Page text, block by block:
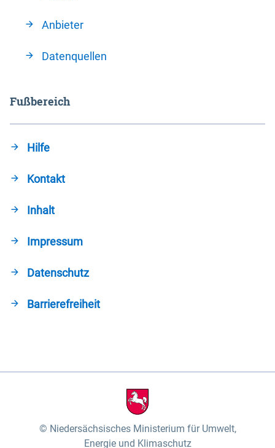
Anbieter
Datenquellen
Fußbereich
Hilfe
Kontakt
Inhalt
Impressum
Datenschutz
Barrierefreiheit
Niedersächsisches Ministerium für Umwelt,
Energie und Klimaschutz